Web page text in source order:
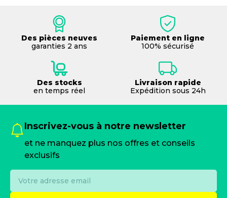
Des pièces neuves
garanties 2 ans
Paiement en ligne
100% sécurisé
Des stocks
en temps réel
Livraison rapide
Expédition sous 24h
Inscrivez-vous à notre newsletter
et ne manquez plus nos offres et conseils
exclusifs